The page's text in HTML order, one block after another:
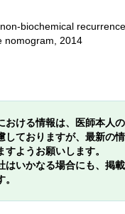
biochemical
nomogram, 2014
おける情報は、医師本人
しておりますが、最新の
すようお願いします。
はいかなる場合にも、掲